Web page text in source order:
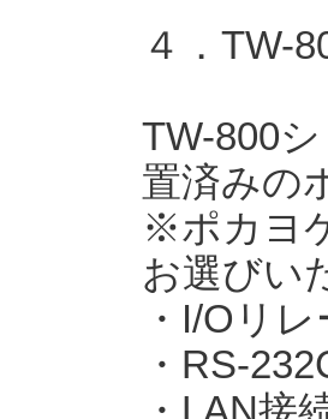
４．TW-
TW-800
置済みの
※ポカヨ
お選びい
・I/Oリ
・RS-
・LAN接